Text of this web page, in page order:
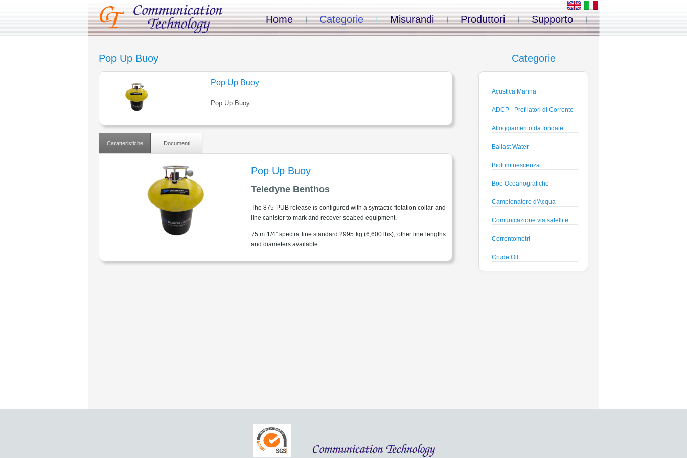
Home Categorie Misurandi Produttori Supporto
Pop Up Buoy
Pop Up Buoy
Pop Up Buoy
Caratteristiche Documenti
Pop Up Buoy
Teledyne Benthos
The 875-PUB release is configured with a syntactic flotation collar and
line canister to mark and recover seabed equipment.
75 m 1/4” spectra line standard 2995 kg (6,600 lbs), other line lengths
and diameters available.
Categorie
Acustica Marina
ADCP - Profilatori di Corrente
Alloggiamento da fondale
Ballast Water
Bioluminescenza
Boe Oceanografiche
Campionatore d'Acqua
Comunicazione via satellite
Correntometri
Crude Oil